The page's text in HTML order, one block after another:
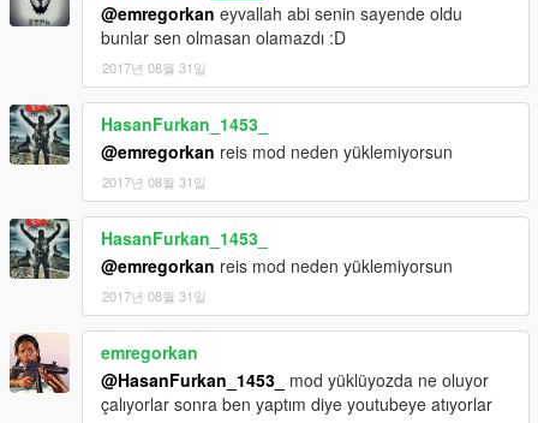
@emregorkan eyvallah abi senin sayende oldu
bunlar sen olmasan olamazdı :D
2017년 08월 31일
HasanFurkan_1453_
@emregorkan reis mod neden yüklemiyorsun
2017년 08월 31일
HasanFurkan_1453_
@emregorkan reis mod neden yüklemiyorsun
2017년 08월 31일
emregorkan
@HasanFurkan_1453_
mod yüklüyozda ne oluyor
çalıyorlar sonra ben yaptım diye youtubeye atıyorlar